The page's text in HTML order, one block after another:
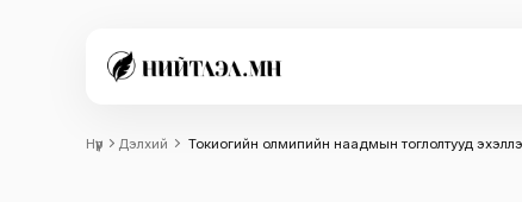
Нүүр Дэлхий Токиогийн олмипийн наадмын тоглолтууд